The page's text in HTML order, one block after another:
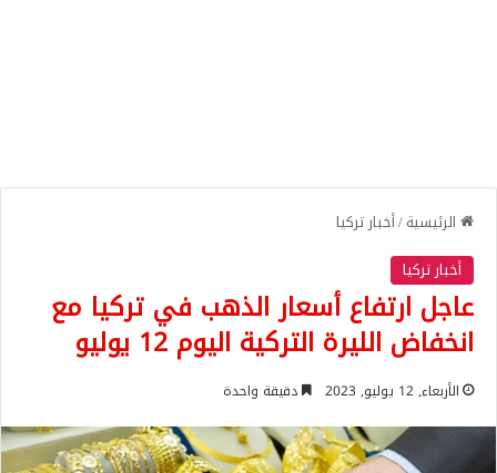
الرئيسية/أخبار تركيا
أخبار تركيا
عاجل ارتفاع أسعار الذهب في تركيا مع
انخفاض الليرة التركية اليوم 12 يوليو
الأربعاء, 12 يوليو, 2023 دقيقة واحدة